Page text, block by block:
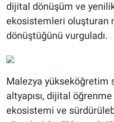
dijital dönüşüm ve
ekosistemleri oluşturan
dönüştüğünü vurguladı.
Malezya yükseköğretim
altyapısı, dijital
ekosistemi ve